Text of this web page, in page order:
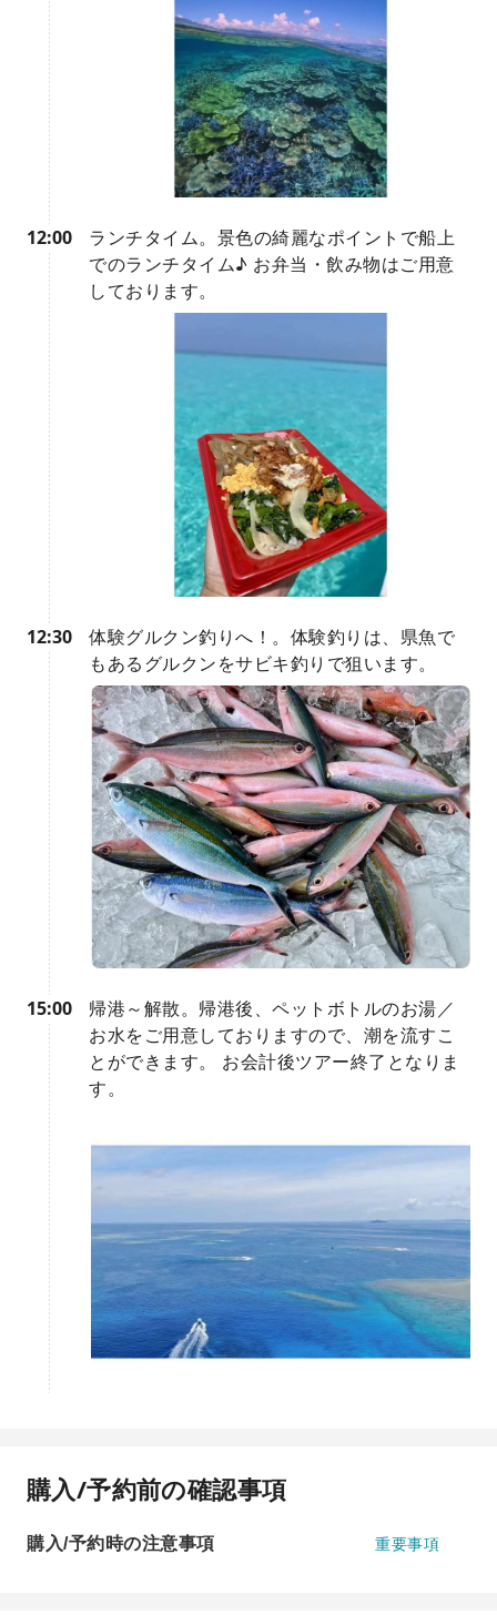
12:00
ランチタイム。景色の綺麗なポイントで船上
でのランチタイム♪ お弁当・飲み物はご用意
しております。
12:30
体験グルクン釣りへ！。体験釣りは、県魚で
もあるグルクンをサビキ釣りで狙います。
15:00
帰港～解散。帰港後、ペットボトルのお湯／
お水をご用意しておりますので、潮を流すこ
とができます。 お会計後ツアー終了となりま
す。
購入/予約前の確認事項
購入/予約時の注意事項 重要事項